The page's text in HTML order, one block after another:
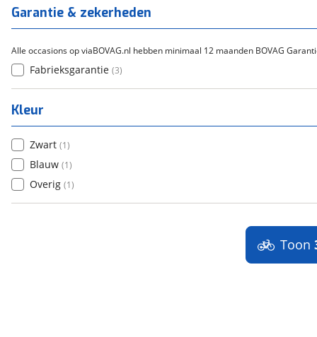
Garantie & zekerheden
Alle occasions op viaBOVAG.nl hebben minimaal 12 maanden BOVAG
Fabrieksgarantie (3)
Kleur
Zwart (1)
Blauw (1)
Overig (1)
Toon